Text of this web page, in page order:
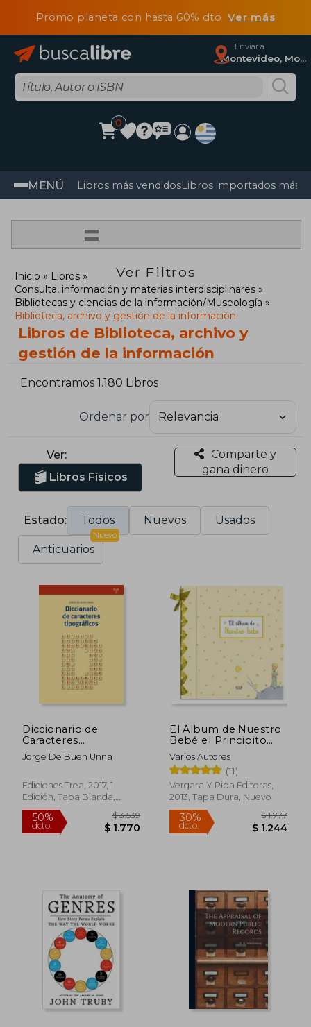
Promo planeta con hasta 60% dtoVer más
Enviar a
Montevideo, Montevideo
0
MENÚ Libros más vendidosLibros importados más
=
Ver Filtros
Inicio
Libros
Consulta, información y materias interdisciplinares
Bibliotecas y ciencias de la información/Museología
Biblioteca, archivo y gestión de la información
Libros de Biblioteca, archivo y
gestión de la información
Encontramos 1.180 Libros
Ordenar por
Ver:
Libros Físicos
Comparte y
gana dinero
Estado: Todos Nuevos Usados
Anticuarios
Nuevo
Diccionario de
Caracteres
Tipográficos
Jorge De Buen Unna
Ediciones Trea, 2017, 1
Edición, Tapa Blanda,
Nuevo
50%
dcto.
El Álbum de Nuestro
Bebé el Principito
(Td)
Varios Autores
(11)
Vergara Y Riba Editoras,
2013, Tapa Dura, Nuevo
30%
dcto.